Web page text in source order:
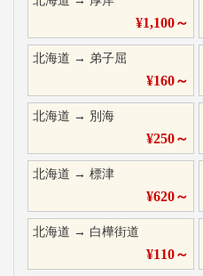
¥1,100～
北海道 → 弟子屈
¥160～
北海道 → 別海
¥250～
北海道 → 標津
¥620～
北海道 → 白樺街道
¥110～